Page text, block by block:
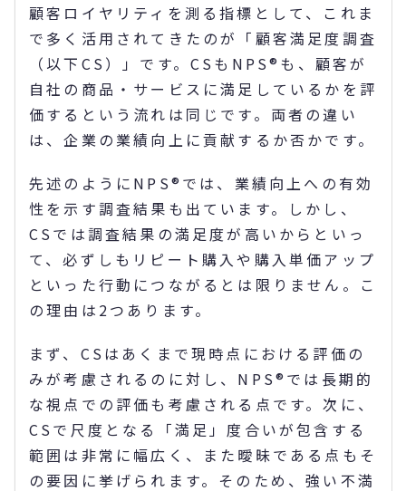
顧客ロイヤリティを測る指標として、これま
で多く活用されてきたのが「顧客満足度調査
（以下CS）」です。CSもNPS®も、顧客が
自社の商品・サービスに満足しているかを評
価するという流れは同じです。両者の違い
は、企業の業績向上に貢献するか否かです。
先述のようにNPS®では、業績向上への有効
性を示す調査結果も出ています。しかし、
CSでは調査結果の満足度が高いからといっ
て、必ずしもリピート購入や購入単価アップ
といった行動につながるとは限りません。こ
の理由は2つあります。
まず、CSはあくまで現時点における評価の
みが考慮されるのに対し、NPS®では長期的
な視点での評価も考慮される点です。次に、
CSで尺度となる「満足」度合いが包含する
範囲は非常に幅広く、また曖昧である点もそ
の要因に挙げられます。そのため、強い不満